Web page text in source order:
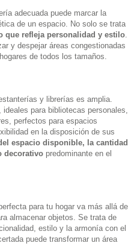
adecuada puede marcar la
de un espacio. No solo se trata
que refleja personalidad y estilo
y despejar áreas congestionadas
de todos los tamaños.
y librerías es amplia.
para bibliotecas personales,
perfectos para espacios
en la disposición de sus
espacio disponible, la cantidad
decorativo predominante en el
para tu hogar va más allá de
almacenar objetos. Se trata de
estilo y la armonía con el
puede transformar un área